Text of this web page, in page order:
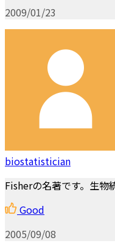
2009/01/23
biostatistician
Fisherの名著です。生物
Good
2005/09/08